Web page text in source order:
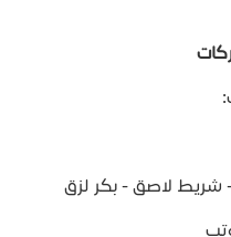
لاصق - بكر لزق